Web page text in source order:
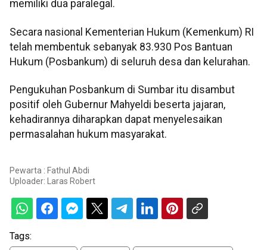
memiliki dua paralegal.
Secara nasional Kementerian Hukum (Kemenkum) RI
telah membentuk sebanyak 83.930 Pos Bantuan
Hukum (Posbankum) di seluruh desa dan kelurahan.
Pengukuhan Posbankum di Sumbar itu disambut
positif oleh Gubernur Mahyeldi beserta jajaran,
kehadirannya diharapkan dapat menyelesaikan
permasalahan hukum masyarakat.
Pewarta : Fathul Abdi
Uploader: Laras Robert
Tags: